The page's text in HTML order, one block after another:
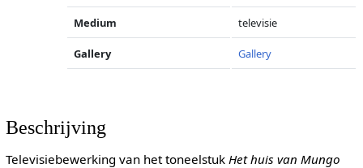
Medium televisie
Gallery Gallery
Beschrijving
Televisiebewerking van het toneelstuk Het huis van Mungo